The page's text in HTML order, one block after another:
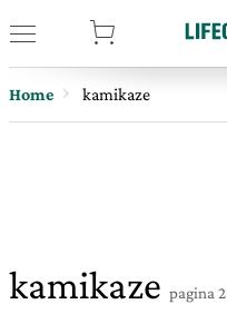
Home kamikaze
kamikaze pagina 2